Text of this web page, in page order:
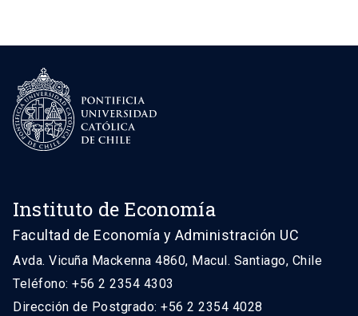
Instituto de Economía
Facultad de Economía y Administración UC
Avda. Vicuña Mackenna 4860, Macul. Santiago, Chile
Teléfono: +56 2 2354 4303
Dirección de Postgrado: +56 2 2354 4028